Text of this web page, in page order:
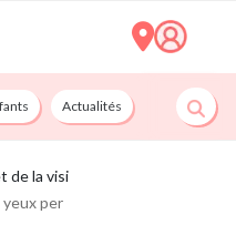
Actualités Nos services
de la visi
per